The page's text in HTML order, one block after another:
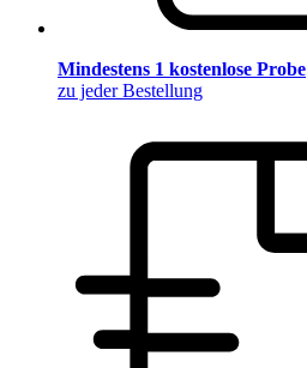
Mindestens 1 kostenlose Probe
zu jeder Bestellung